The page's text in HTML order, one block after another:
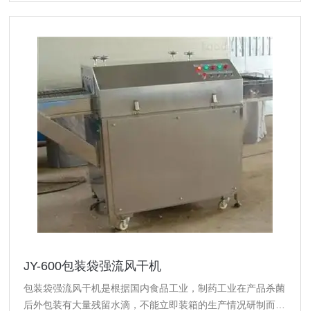
JY-600包装袋强流风干机
包装袋强流风干机是根据国内食品工业，制药工业在产品杀菌
后外包装有大量残留水滴，不能立即装箱的生产情况研制而成